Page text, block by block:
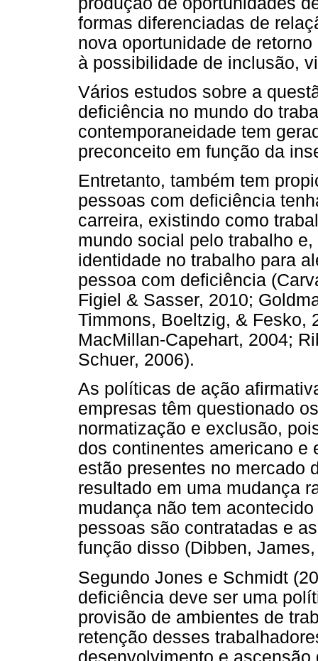
formas diferenciadas de
nova oportunidade de
à possibilidade de inclusão,
Vários estudos sobre a
deficiência no mundo do
contemporaneidade tem
preconceito em função da
Entretanto, também tem
pessoas com deficiência
carreira, existindo como
mundo social pelo trabalho
identidade no trabalho para
pessoa com deficiência
Figiel & Sasser, 2010;
Timmons, Boeltzig, & Fesko,
MacMillan-Capehart, 2004;
Schuer, 2006).
As políticas de ação
empresas têm questionado
normatização e exclusão,
dos continentes americano e
estão presentes no mercado
resultado em uma mudança
mudança não tem
pessoas são contratadas e
função disso (Dibben,
Segundo Jones e Schmidt
deficiência deve ser uma
provisão de ambientes de
retenção desses
desenvolvimento e